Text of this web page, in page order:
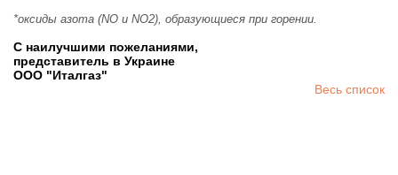
*оксиды азота (NO и NO2), образующиеся при горении.
С наилучшими пожеланиями,
представитель в Украине
ООО "Италгаз"
Весь список